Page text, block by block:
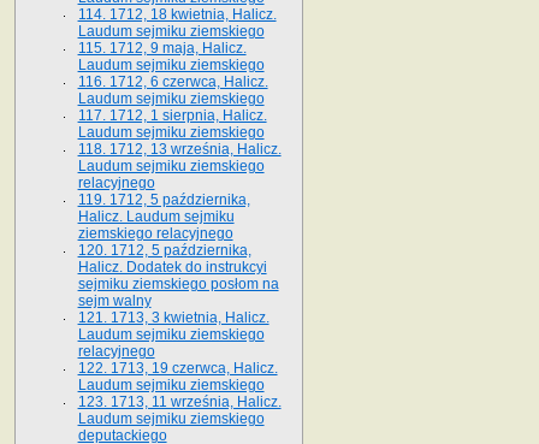
114. 1712, 18 kwietnia, Halicz.
Laudum sejmiku ziemskiego
115. 1712, 9 maja, Halicz.
Laudum sejmiku ziemskiego
116. 1712, 6 czerwca, Halicz.
Laudum sejmiku ziemskiego
117. 1712, 1 sierpnia, Halicz.
Laudum sejmiku ziemskiego
118. 1712, 13 września, Halicz.
Laudum sejmiku ziemskiego
relacyjnego
119. 1712, 5 października,
Halicz. Laudum sejmiku
ziemskiego relacyjnego
120. 1712, 5 października,
Halicz. Dodatek do instrukcyi
sejmiku ziemskiego posłom na
sejm walny
121. 1713, 3 kwietnia, Halicz.
Laudum sejmiku ziemskiego
relacyjnego
122. 1713, 19 czerwca, Halicz.
Laudum sejmiku ziemskiego
123. 1713, 11 września, Halicz.
Laudum sejmiku ziemskiego
deputackiego